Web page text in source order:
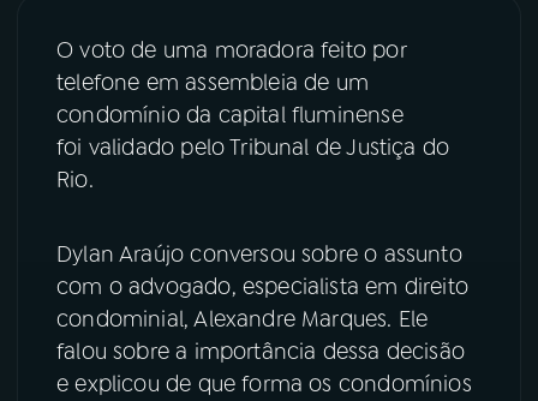
08FESTIVAL DE MÚSICA
ACOMPANHE A RÁDIO NACIONAL
Instagram X
O voto de uma moradora feito por
telefone em assembleia de um
condomínio da capital fluminense
foi validado pelo Tribunal de Justiça do
Rio.
Dylan Araújo conversou sobre o assunto
com o advogado, especialista em direito
condominial, Alexandre Marques. Ele
falou sobre a importância dessa decisão
e explicou de que forma os condomínios